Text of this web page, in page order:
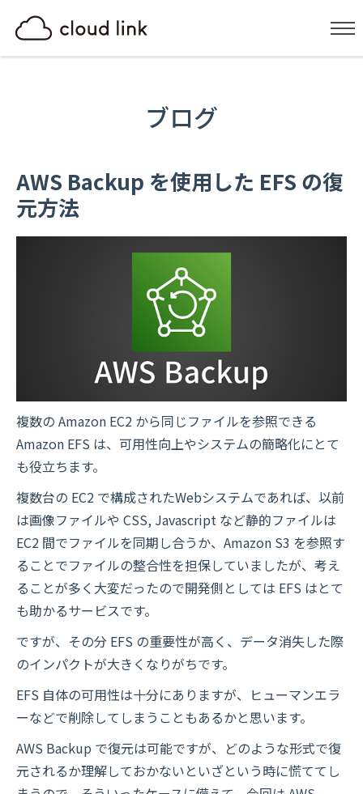
ブログ
AWS Backup を使用した EFS の復
元方法
複数の Amazon EC2 から同じファイルを参照できる
Amazon EFS は、可用性向上やシステムの簡略化にとて
も役立ちます。
複数台の EC2 で構成されたWebシステムであれば、以前
は画像ファイルや CSS, Javascript など静的ファイルは
EC2 間でファイルを同期し合うか、Amazon S3 を参照す
ることでファイルの整合性を担保していましたが、考え
ることが多く大変だったので開発側としては EFS はとて
も助かるサービスです。
ですが、その分 EFS の重要性が高く、データ消失した際
のインパクトが大きくなりがちです。
EFS 自体の可用性は十分にありますが、ヒューマンエラ
ーなどで削除してしまうこともあるかと思います。
AWS Backup で復元は可能ですが、どのような形式で復
元されるか理解しておかないといざという時に慌ててし